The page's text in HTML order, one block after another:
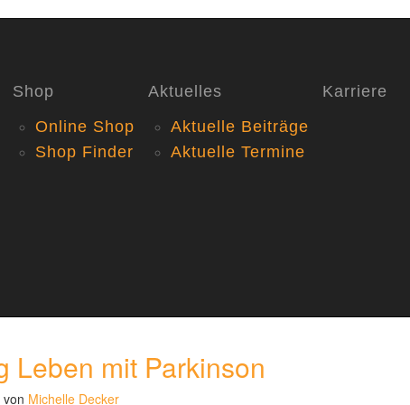
Shop
Online Shop
Shop Finder
Aktuelles
Aktuelle Beiträge
Aktuelle Termine
Karriere
Leben mit Parkinson
von Michelle Decker